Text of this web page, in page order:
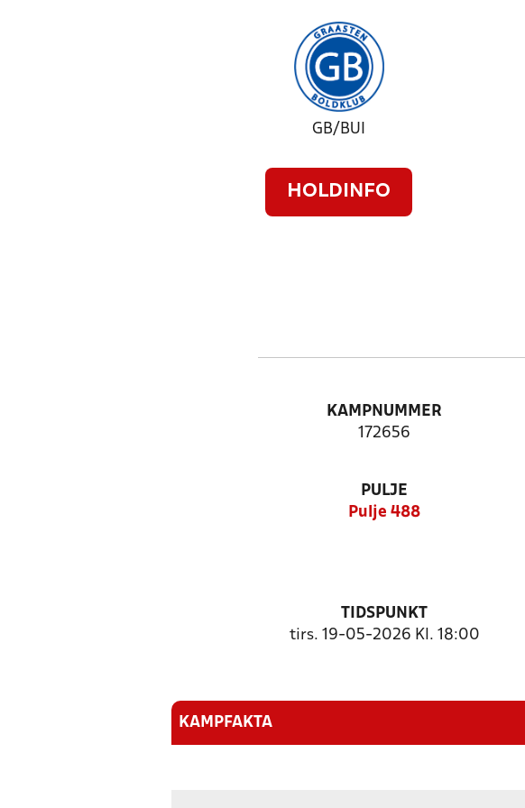
GB/BUI
HOLDINFO
KAMPNUMMER
172656
PULJE
Pulje 488
TIDSPUNKT
tirs. 19-05-2026 Kl. 18:00
KAMPFAKTA